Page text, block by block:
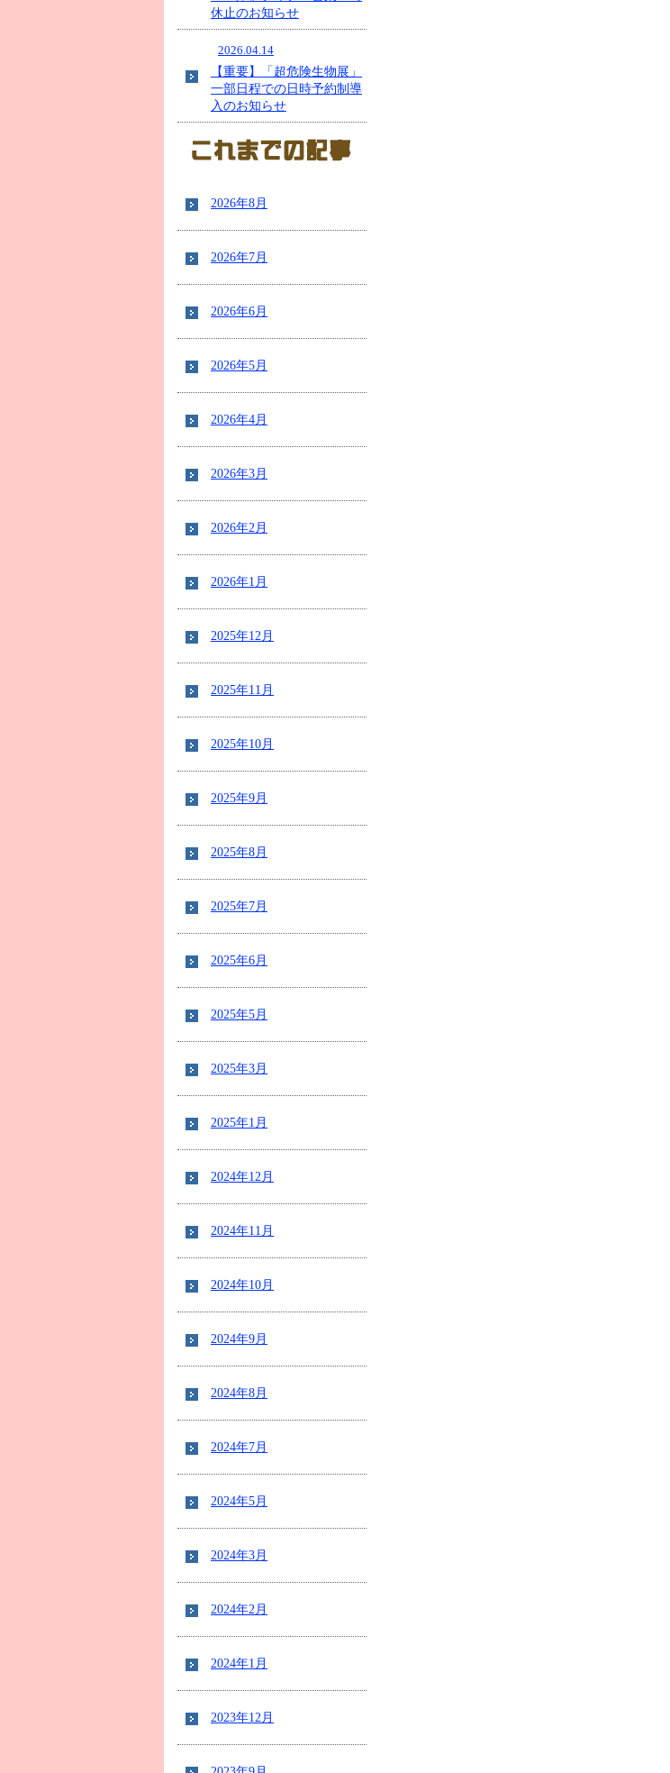
休止のお知らせ
2026.04.14
【重要】「超危険生物展」
一部日程での日時予約制導
入のお知らせ
2026年8月
2026年7月
2026年6月
2026年5月
2026年4月
2026年3月
2026年2月
2026年1月
2025年12月
2025年11月
2025年10月
2025年9月
2025年8月
2025年7月
2025年6月
2025年5月
2025年3月
2025年1月
2024年12月
2024年11月
2024年10月
2024年9月
2024年8月
2024年7月
2024年5月
2024年3月
2024年2月
2024年1月
2023年12月